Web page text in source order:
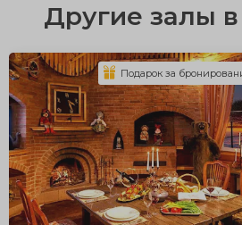
Другие залы
Подарок за